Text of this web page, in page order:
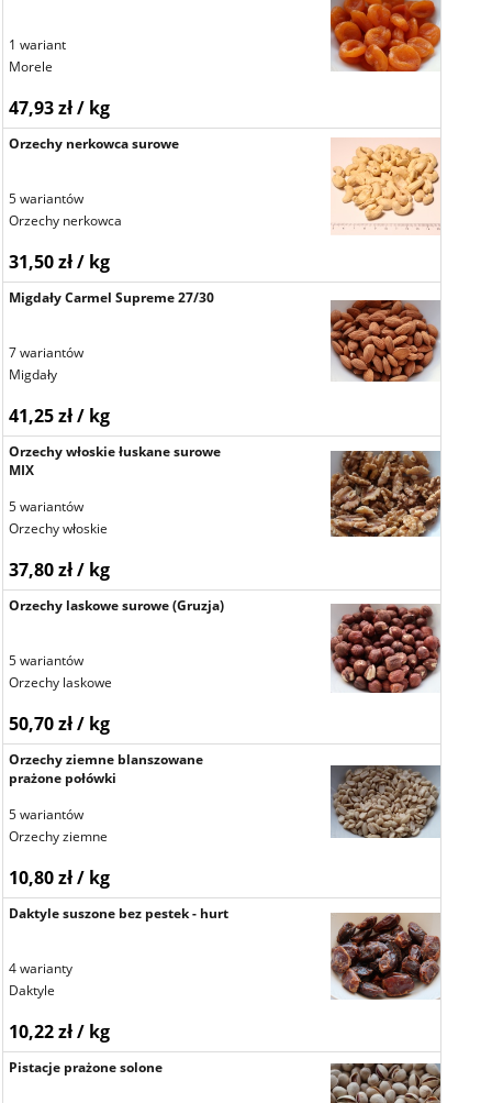
1 wariant
Morele
47,93 zł / kg
Orzechy nerkowca surowe
5 wariantów
Orzechy nerkowca
31,50 zł / kg
Migdały Carmel Supreme 27/30
7 wariantów
Migdały
41,25 zł / kg
Orzechy włoskie łuskane surowe
MIX
5 wariantów
Orzechy włoskie
37,80 zł / kg
Orzechy laskowe surowe (Gruzja)
5 wariantów
Orzechy laskowe
50,70 zł / kg
Orzechy ziemne blanszowane
prażone połówki
5 wariantów
Orzechy ziemne
10,80 zł / kg
Daktyle suszone bez pestek - hurt
4 warianty
Daktyle
10,22 zł / kg
Pistacje prażone solone